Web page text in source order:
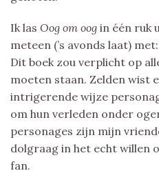
Ik las Oog om oog in één ruk
meteen (’s avonds laat)
Dit boek zou verplicht op
moeten staan. Zelden wist
intrigerende wijze
om hun verleden onder
personages zijn mijn
dolgraag in het echt willen
fan.